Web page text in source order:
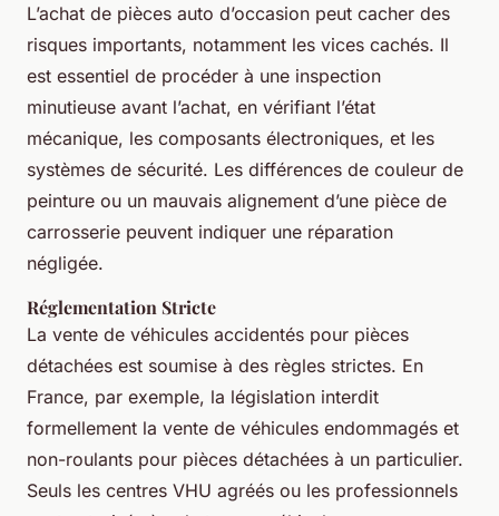
L’achat de pièces auto d’occasion peut cacher des
risques importants, notamment les vices cachés. Il
est essentiel de procéder à une inspection
minutieuse avant l’achat, en vérifiant l’état
mécanique, les composants électroniques, et les
systèmes de sécurité. Les différences de couleur de
peinture ou un mauvais alignement d’une pièce de
carrosserie peuvent indiquer une réparation
négligée.
Réglementation Stricte
La vente de véhicules accidentés pour pièces
détachées est soumise à des règles strictes. En
France, par exemple, la législation interdit
formellement la vente de véhicules endommagés et
non-roulants pour pièces détachées à un particulier.
Seuls les centres VHU agréés ou les professionnels